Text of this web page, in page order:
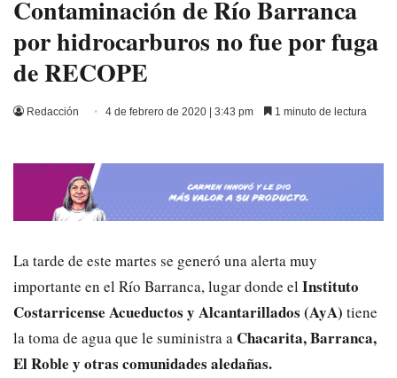
Contaminación de Río Barranca
por hidrocarburos no fue por fuga
de RECOPE
Redacción 4 de febrero de 2020 | 3:43 pm 1 minuto de lectura
La tarde de este martes se generó una alerta muy
importante en el Río Barranca, lugar donde el Instituto
Costarricense Acueductos y Alcantarillados (AyA) tiene
la toma de agua que le suministra a Chacarita, Barranca,
El Roble y otras comunidades aledañas.